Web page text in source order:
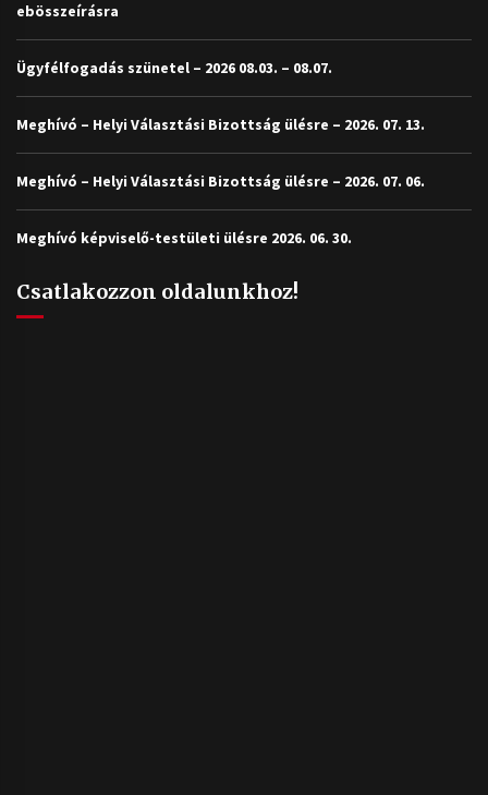
ebösszeírásra
Ügyfélfogadás szünetel – 2026 08.03. – 08.07.
Meghívó – Helyi Választási Bizottság ülésre – 2026. 07. 13.
Meghívó – Helyi Választási Bizottság ülésre – 2026. 07. 06.
Meghívó képviselő-testületi ülésre 2026. 06. 30.
Csatlakozzon oldalunkhoz!